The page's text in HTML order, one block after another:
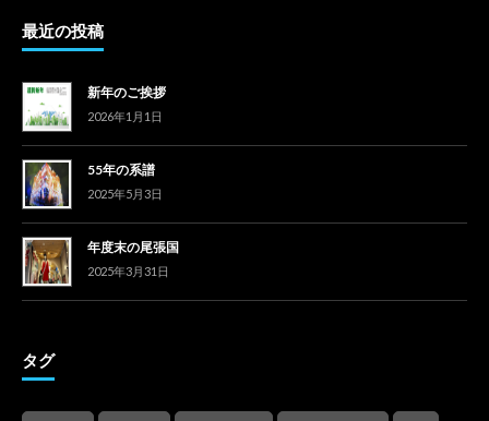
最近の投稿
新年のご挨拶
2026年1月1日
55年の系譜
2025年5月3日
年度末の尾張国
2025年3月31日
タグ